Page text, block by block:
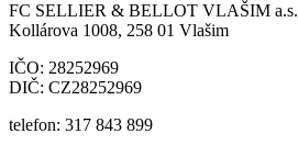
FC SELLIER & BELLOT VLAŠIM a.s.
Kollárova 1008, 258 01 Vlašim
IČO: 28252969
DIČ: CZ28252969
telefon: 317 843 899